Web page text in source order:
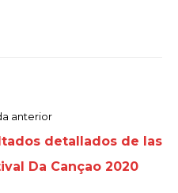
anterior
detallados de las
Da Cançao 2020